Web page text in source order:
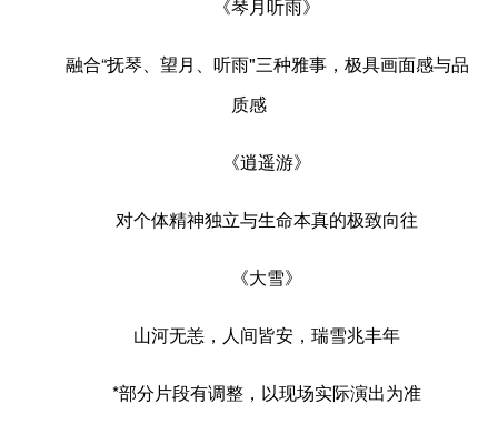
《琴月听雨》
融合“抚琴、望月、听雨"三种雅事，极具画面感与品
质感
《逍遥游》
对个体精神独立与生命本真的极致向往
《大雪》
山河无恙，人间皆安，瑞雪兆丰年
*部分片段有调整，以现场实际演出为准